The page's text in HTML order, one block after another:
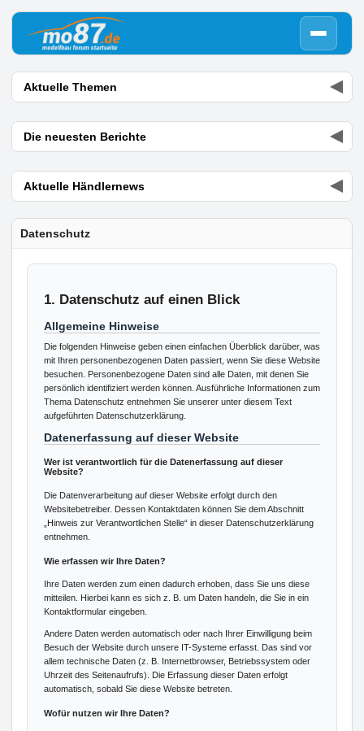
Aktuelle Themen ▼
Die neuesten Berichte ▼
Aktuelle Händlernews ▼
Datenschutz
1. Datenschutz auf einen Blick
Allgemeine Hinweise
Die folgenden Hinweise geben einen einfachen Überblick darüber, was
mit Ihren personenbezogenen Daten passiert, wenn Sie diese Website
besuchen. Personenbezogene Daten sind alle Daten, mit denen Sie
persönlich identifiziert werden können. Ausführliche Informationen zum
Thema Datenschutz entnehmen Sie unserer unter diesem Text
aufgeführten Datenschutzerklärung.
Datenerfassung auf dieser Website
Wer ist verantwortlich für die Datenerfassung auf dieser
Website?
Die Datenverarbeitung auf dieser Website erfolgt durch den
Websitebetreiber. Dessen Kontaktdaten können Sie dem Abschnitt
„Hinweis zur Verantwortlichen Stelle“ in dieser Datenschutzerklärung
entnehmen.
Wie erfassen wir Ihre Daten?
Ihre Daten werden zum einen dadurch erhoben, dass Sie uns diese
mitteilen. Hierbei kann es sich z. B. um Daten handeln, die Sie in ein
Kontaktformular eingeben.
Andere Daten werden automatisch oder nach Ihrer Einwilligung beim
Besuch der Website durch unsere IT-Systeme erfasst. Das sind vor
allem technische Daten (z. B. Internetbrowser, Betriebssystem oder
Uhrzeit des Seitenaufrufs). Die Erfassung dieser Daten erfolgt
automatisch, sobald Sie diese Website betreten.
Wofür nutzen wir Ihre Daten?